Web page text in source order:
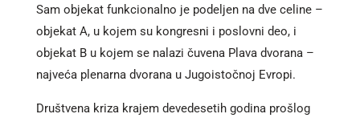
Sam objekat funkcionalno je podeljen na dve celine –
objekat A, u kojem su kongresni i poslovni deo, i
objekat B u kojem se nalazi čuvena Plava dvorana –
najveća plenarna dvorana u Jugoistočnoj Evropi.
Društvena kriza krajem devedesetih godina prošlog